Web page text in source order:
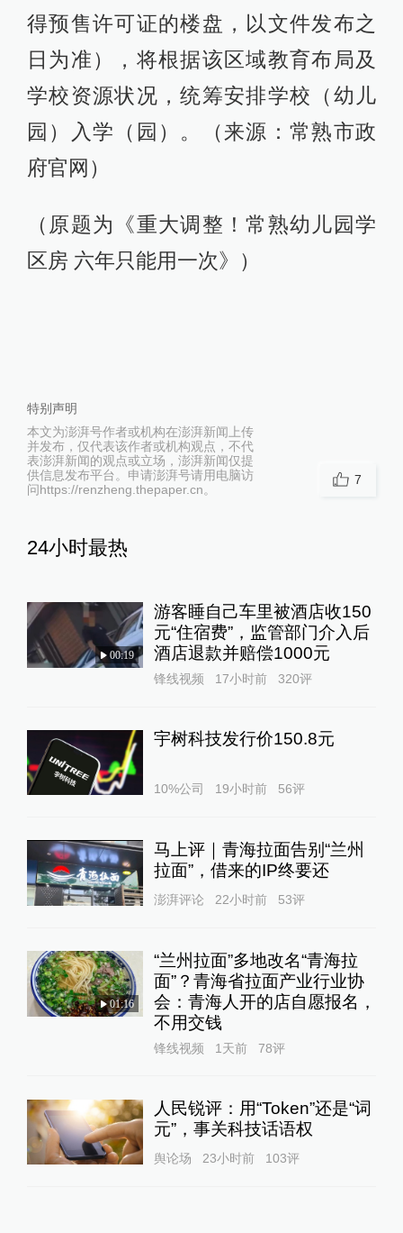
得预售许可证的楼盘，以文件发布之
日为准），将根据该区域教育布局及
学校资源状况，统筹安排学校（幼儿
园）入学（园）。（来源：常熟市政
府官网）
（原题为《重大调整！常熟幼儿园学
区房 六年只能用一次》）
特别声明
本文为澎湃号作者或机构在澎湃新闻上传
并发布，仅代表该作者或机构观点，不代
表澎湃新闻的观点或立场，澎湃新闻仅提
供信息发布平台。申请澎湃号请用电脑访
问https://renzheng.thepaper.cn。
7
24小时最热
00:19
游客睡自己车里被酒店收150
元“住宿费”，监管部门介入后
酒店退款并赔偿1000元
锋线视频 17小时前 320评
宇树科技发行价150.8元
10%公司 19小时前 56评
马上评｜青海拉面告别“兰州
拉面”，借来的IP终要还
澎湃评论 22小时前 53评
01:16
“兰州拉面”多地改名“青海拉
面”？青海省拉面产业行业协
会：青海人开的店自愿报名，
不用交钱
锋线视频 1天前 78评
人民锐评：用“Token”还是“词
元”，事关科技话语权
舆论场 23小时前 103评